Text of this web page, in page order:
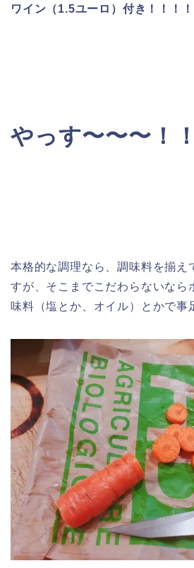
ワイン（1.5ユーロ）付き！！！！
やっす〜〜〜！！
本格的な調理なら、調味料を揃え
すが、そこまでこだわらないなら
味料（塩とか、オイル）とかで事